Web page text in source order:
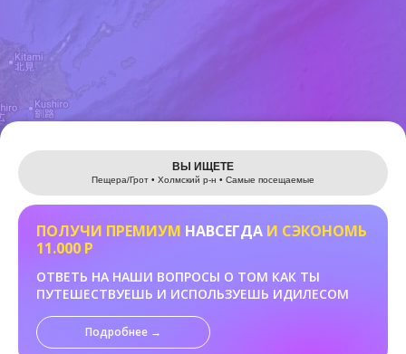
Leaflet
ВЫ ИЩЕТЕ
Пещера/Грот • Холмский р-н • Самые посещаемые
ПОЛУЧИ ПРЕМИУМ НАВСЕГДА И СЭКОНОМЬ
11.000 Р
ОТВЕТЬ НА НАШИ ВОПРОСЫ О ТОМ КАК ТЫ
ПУТЕШЕСТВУЕШЬ И ИСПОЛЬЗУЕШЬ ИДИЛЕСОМ
Подробнее →